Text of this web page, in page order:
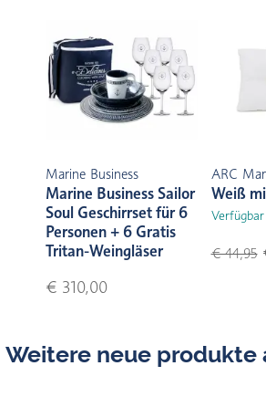
Marine Business
Marine Business Sailor
Soul Geschirrset für 6
Personen + 6 Gratis
Tritan-Weingläser
€ 310,00
ARC
Weiß
€ 44,95
Weitere neue produkte